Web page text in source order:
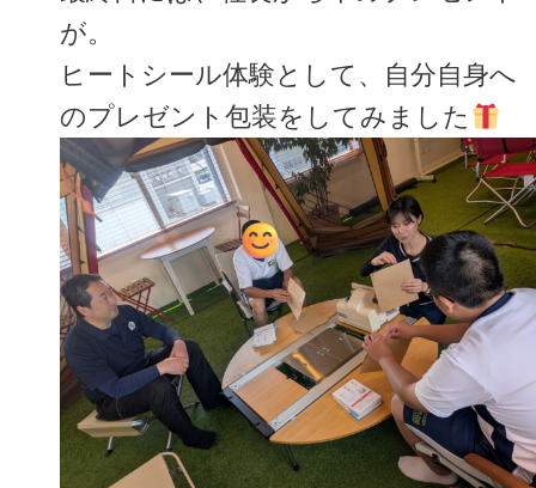
が。
ヒートシール体験として、自分自身へ
のプレゼント包装をしてみました